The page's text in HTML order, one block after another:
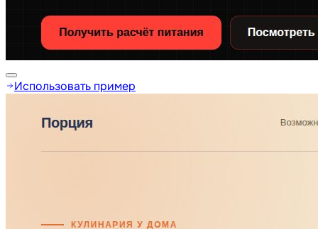
Использовать пример